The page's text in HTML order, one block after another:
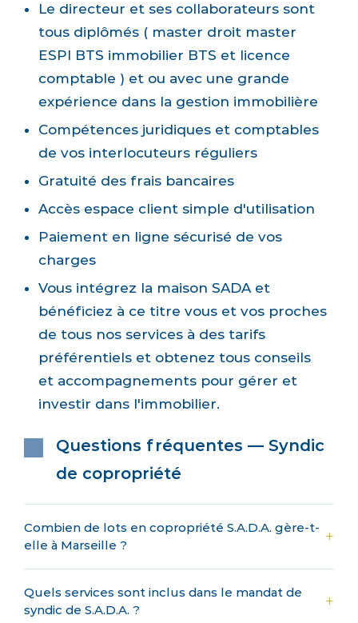
Le directeur et ses collaborateurs sont
tous diplômés ( master droit master
ESPI BTS immobilier BTS et licence
comptable ) et ou avec une grande
expérience dans la gestion immobilière
Compétences juridiques et comptables
de vos interlocuteurs réguliers
Gratuité des frais bancaires
Accès espace client simple d'utilisation
Paiement en ligne sécurisé de vos
charges
Vous intégrez la maison SADA et
bénéficiez à ce titre vous et vos proches
de tous nos services à des tarifs
préférentiels et obtenez tous conseils
et accompagnements pour gérer et
investir dans l'immobilier.
Questions fréquentes — Syndic
de copropriété
Combien de lots en copropriété S.A.D.A. gère-t-
elle à Marseille ?
Quels services sont inclus dans le mandat de
syndic de S.A.D.A. ?